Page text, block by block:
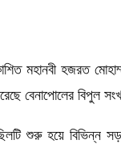
মহানবী হজরত
বেনাপোলের বিপুল
শুরু হয়ে